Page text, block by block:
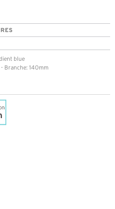
blue
- Branche: 140mm